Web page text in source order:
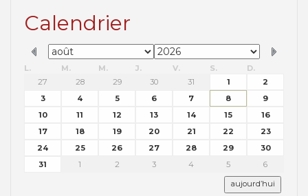
Calendrier
L. M. M. J. V. S.
D.
27
28 29 30 31 1
2
3
4 5 6 7 8
9
10
11 12 13 14 15
16
17
18 19 20 21 22
23
24
25 26 27 28 29
30
31
1 2 3 4 5 6
aujourd’hui